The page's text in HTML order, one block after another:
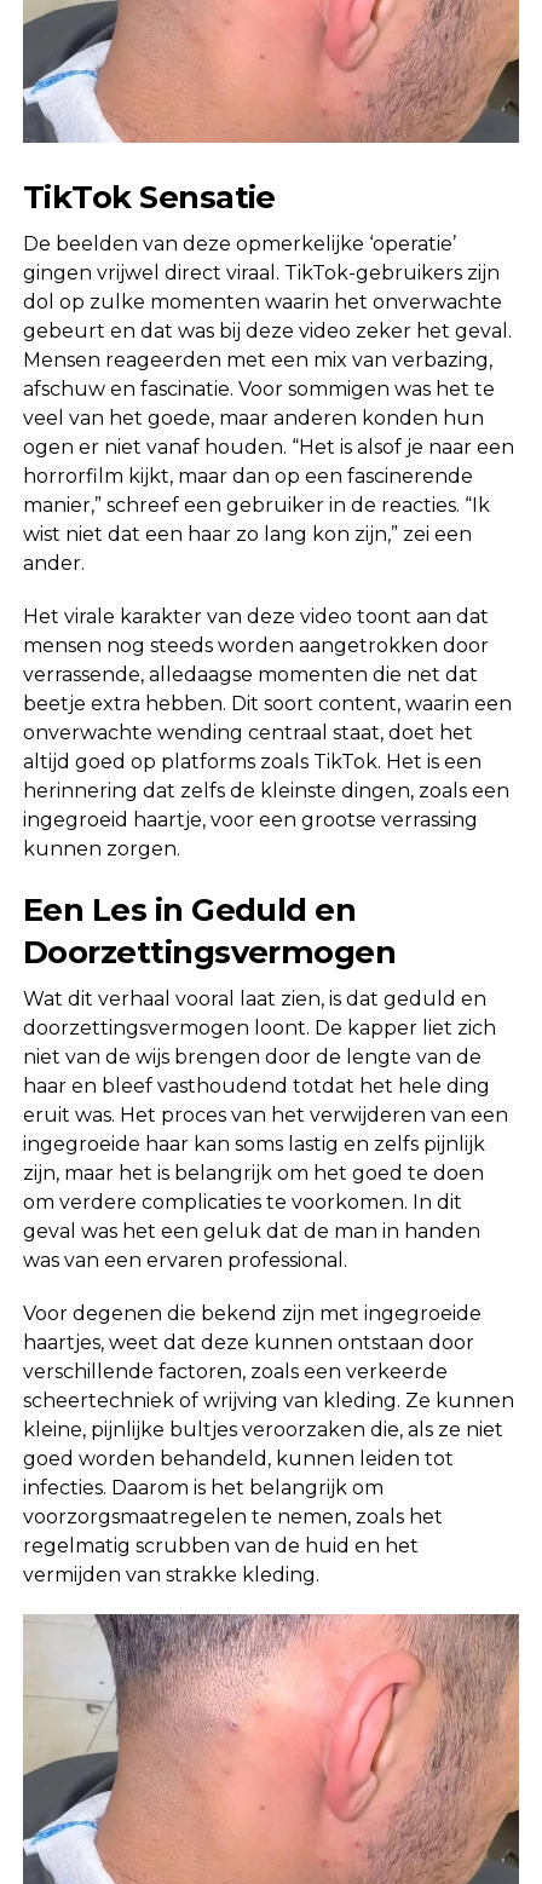
TikTok Sensatie
De beelden van deze opmerkelijke ‘operatie’
gingen vrijwel direct viraal. TikTok-gebruikers zijn
dol op zulke momenten waarin het onverwachte
gebeurt en dat was bij deze video zeker het geval.
Mensen reageerden met een mix van verbazing,
afschuw en fascinatie. Voor sommigen was het te
veel van het goede, maar anderen konden hun
ogen er niet vanaf houden. “Het is alsof je naar een
horrorfilm kijkt, maar dan op een fascinerende
manier,” schreef een gebruiker in de reacties. “Ik
wist niet dat een haar zo lang kon zijn,” zei een
ander.
Het virale karakter van deze video toont aan dat
mensen nog steeds worden aangetrokken door
verrassende, alledaagse momenten die net dat
beetje extra hebben. Dit soort content, waarin een
onverwachte wending centraal staat, doet het
altijd goed op platforms zoals TikTok. Het is een
herinnering dat zelfs de kleinste dingen, zoals een
ingegroeid haartje, voor een grootse verrassing
kunnen zorgen.
Een Les in Geduld en
Doorzettingsvermogen
Wat dit verhaal vooral laat zien, is dat geduld en
doorzettingsvermogen loont. De kapper liet zich
niet van de wijs brengen door de lengte van de
haar en bleef vasthoudend totdat het hele ding
eruit was. Het proces van het verwijderen van een
ingegroeide haar kan soms lastig en zelfs pijnlijk
zijn, maar het is belangrijk om het goed te doen
om verdere complicaties te voorkomen. In dit
geval was het een geluk dat de man in handen
was van een ervaren professional.
Voor degenen die bekend zijn met ingegroeide
haartjes, weet dat deze kunnen ontstaan door
verschillende factoren, zoals een verkeerde
scheertechniek of wrijving van kleding. Ze kunnen
kleine, pijnlijke bultjes veroorzaken die, als ze niet
goed worden behandeld, kunnen leiden tot
infecties. Daarom is het belangrijk om
voorzorgsmaatregelen te nemen, zoals het
regelmatig scrubben van de huid en het
vermijden van strakke kleding.